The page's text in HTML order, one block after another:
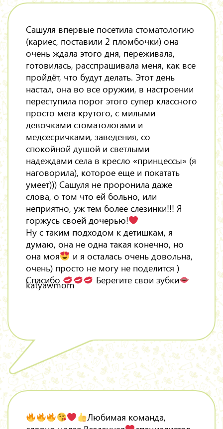
Сашуля впервые посетила стоматологию
(кариес, поставили 2 пломбочки) она
очень ждала этого дня, переживала,
готовилась, расспрашивала меня, как все
пройдёт, что будут делать. Этот день
настал, она во все оружии, в настроении
переступила порог этого супер классного
просто мега крутого, с милыми
девочками стоматологами и
медсесричками, заведения, со
спокойной душой и светлыми
надеждами села в кресло «принцессы» (я
наговорила), которое еще и покатать
умеет))) Сашуля не проронила даже
слова, о том что ей больно, или
неприятно, уж тем более слезинки!!! Я
горжусь своей дочерью!
Ну с таким подходом к детишкам, я
думаю, она не одна такая конечно, но
она моя
и я осталась очень довольна,
очень) просто не могу не поделится )
Спасибо
Берегите свои зубки
katyawmom
Любимая команда,